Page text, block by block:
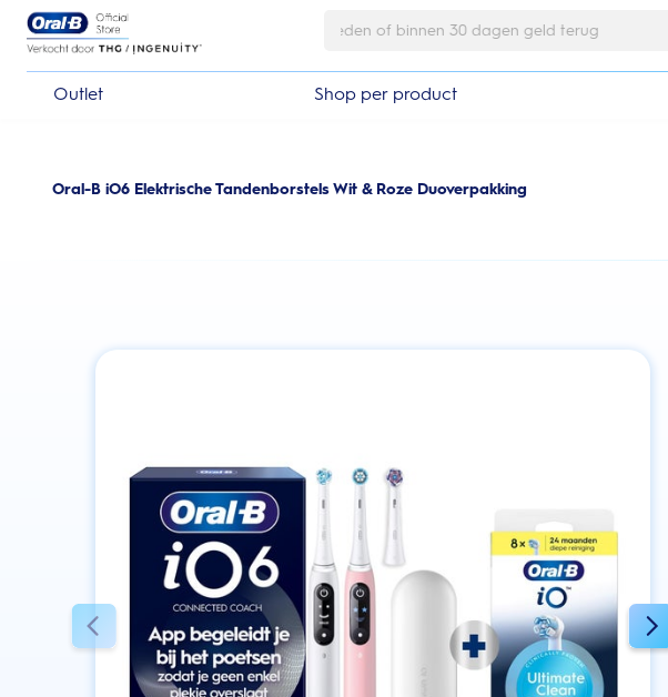
Outlet Shop per product
Oral-B iO6 Elektrische Tandenborstels Wit & Roze Duoverpakking